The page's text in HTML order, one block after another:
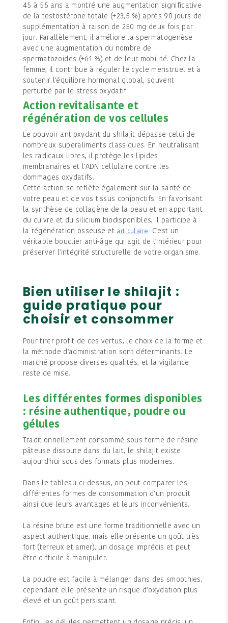
45 à 55 ans a montré une augmentation significative
de la testostérone totale (+23,5 %) après 90 jours de
supplémentation à raison de 250 mg deux fois par
jour. Parallèlement, il améliore la spermatogenèse
avec une augmentation du nombre de
spermatozoïdes (+61 %) et de leur mobilité. Chez la
femme, il contribue à réguler le cycle menstruel et à
soutenir l'équilibre hormonal global, souvent
perturbé par le stress oxydatif.
Action revitalisante et
régénération de vos cellules
Le pouvoir antioxydant du shilajit dépasse celui de
nombreux superaliments classiques. En neutralisant
les radicaux libres, il protège les lipides
membranaires et l'ADN cellulaire contre les
dommages oxydatifs.
Cette action se reflète également sur la santé de
votre peau et de vos tissus conjonctifs. En favorisant
la synthèse de collagène de la peau et en apportant
du cuivre et du silicium biodisponibles, il participe à
la régénération osseuse et articulaire. C'est un
véritable bouclier anti-âge qui agit de l'intérieur pour
préserver l'intégrité structurelle de votre organisme.
Bien utiliser le shilajit :
guide pratique pour
choisir et consommer
Pour tirer profit de ces vertus, le choix de la forme et
la méthode d'administration sont déterminants. Le
marché propose diverses qualités, et la vigilance
reste de mise.
Les différentes formes disponibles
: résine authentique, poudre ou
gélules
Traditionnellement consommé sous forme de résine
pâteuse dissoute dans du lait, le shilajit existe
aujourd'hui sous des formats plus modernes.
Dans le tableau ci-dessus, on peut comparer les
différentes formes de consommation d’un produit
ainsi que leurs avantages et leurs inconvénients.
La résine brute est une forme traditionnelle avec un
aspect authentique, mais elle présente un goût très
fort (terreux et amer), un dosage imprécis et peut
être difficile à manipuler.
La poudre est facile à mélanger dans des smoothies,
cependant elle présente un risque d’oxydation plus
élevé et un goût persistant.